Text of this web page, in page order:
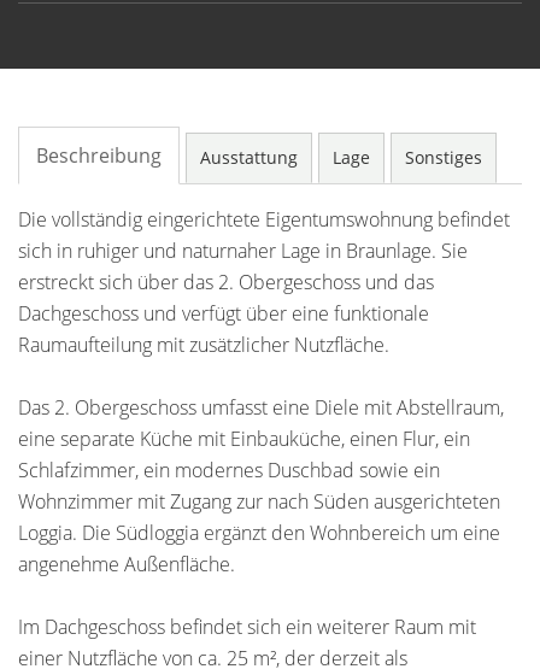
Beschreibung Ausstattung Lage Sonstiges
Die vollständig eingerichtete Eigentumswohnung befindet
sich in ruhiger und naturnaher Lage in Braunlage. Sie
erstreckt sich über das 2. Obergeschoss und das
Dachgeschoss und verfügt über eine funktionale
Raumaufteilung mit zusätzlicher Nutzfläche.
Das 2. Obergeschoss umfasst eine Diele mit Abstellraum,
eine separate Küche mit Einbauküche, einen Flur, ein
Schlafzimmer, ein modernes Duschbad sowie ein
Wohnzimmer mit Zugang zur nach Süden ausgerichteten
Loggia. Die Südloggia ergänzt den Wohnbereich um eine
angenehme Außenfläche.
Im Dachgeschoss befindet sich ein weiterer Raum mit
einer Nutzfläche von ca. 25 m², der derzeit als